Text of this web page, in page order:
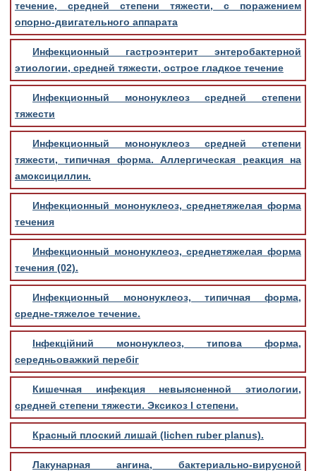
течение, средней степени тяжести, с поражением
опорно-двигательного аппарата
Инфекционный гастроэнтерит энтеробактерной
этиологии, средней тяжести, острое гладкое течение
Инфекционный мононуклеоз средней степени
тяжести
Инфекционный мононуклеоз средней степени
тяжести, типичная форма. Аллергическая реакция на
амоксициллин.
Инфекционный мононуклеоз, среднетяжелая форма
течения
Инфекционный мононуклеоз, среднетяжелая форма
течения (02).
Инфекционный мононуклеоз, типичная форма,
средне-тяжелое течение.
Інфекційний мононуклеоз, типова форма,
середньоважкий перебіг
Кишечная инфекция невыясненной этиологии,
средней степени тяжести. Эксикоз I степени.
Красный плоский лишай (lichen ruber planus).
Лакунарная ангина, бактериально-вирусной